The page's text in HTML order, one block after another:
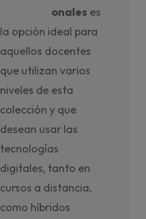
onales es
la opción ideal para
aquellos docentes
que utilizan varios
niveles de esta
colección y que
desean usar las
tecnologías
digitales, tanto en
cursos a distancia,
como híbridos